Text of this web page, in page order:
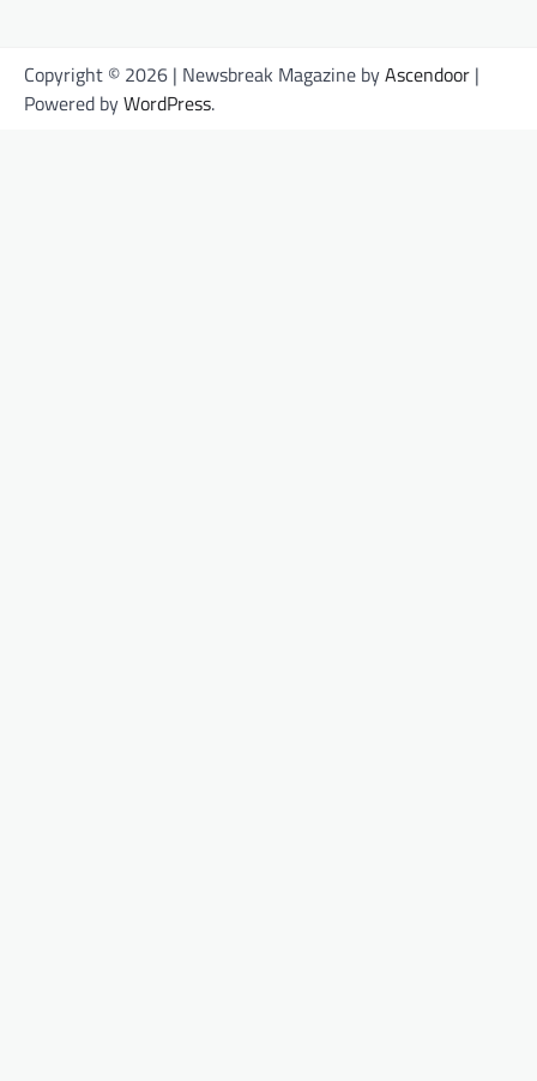
Copyright © 2026 | Newsbreak Magazine byAscendoor |
Powered byWordPress.